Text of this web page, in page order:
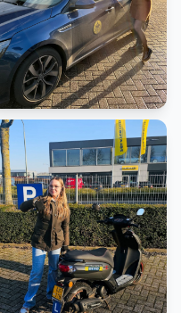
Rijbewijs B